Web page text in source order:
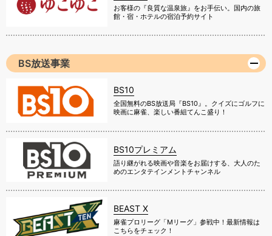
お客様の『良質な温泉旅』をお手伝い。国内の旅
館・宿・ホテルの宿泊予約サイト
BS放送事業
BS10
全国無料のBS放送局『BS10』。クイズにゴルフに
映画に麻雀、楽しい番組てんこ盛り！
BS10プレミアム
語り継がれる映画や音楽をお届けする、大人のた
めのエンタテインメントチャンネル
BEAST X
麻雀プロリーグ「Mリーグ」参戦中！最新情報は
こちらをチェック！